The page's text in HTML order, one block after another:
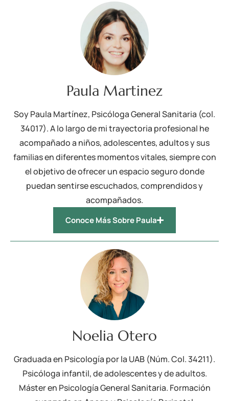
Paula Martinez
Soy Paula Martínez, Psicóloga General Sanitaria (col.
34017). A lo largo de mi trayectoria profesional he
acompañado a niños, adolescentes, adultos y sus
familias en diferentes momentos vitales, siempre con
el objetivo de ofrecer un espacio seguro donde
puedan sentirse escuchados, comprendidos y
acompañados.
Conoce Más Sobre Paula
Noelia Otero
Graduada en Psicología por la UAB (Núm. Col. 34211).
Psicóloga infantil, de adolescentes y de adultos.
Máster en Psicología General Sanitaria. Formación